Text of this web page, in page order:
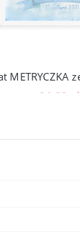
24,00 zł